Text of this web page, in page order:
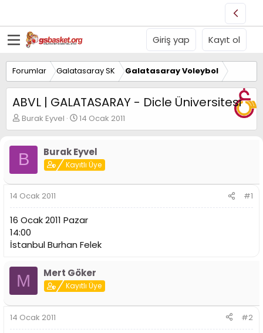
Giriş yap Kayıt ol
Forumlar Galatasaray SK Galatasaray Voleybol
ABVL | GALATASARAY - Dicle Üniversitesi
K
o
u
y
B
a
ş
a
t
a
Burak Eyvel
B
a
l
a
n
g
a
i
i
14 Ocak 2011
B Burak Eyvel
Kayıtlı Üye
14 Ocak 2011 #1
16 Ocak 2011 Pazar
14:00
İstanbul Burhan Felek
M Mert Göker
Kayıtlı Üye
14 Ocak 2011 #2